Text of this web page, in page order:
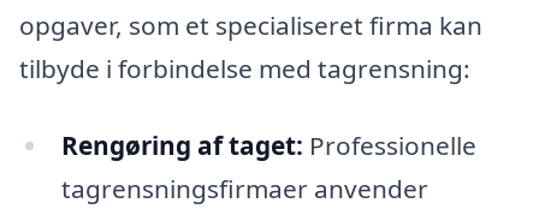
opgaver, som et specialiseret firma kan
tilbyde i forbindelse med tagrensning:
Rengøring af taget: Professionelle
tagrensningsfirmaer anvender